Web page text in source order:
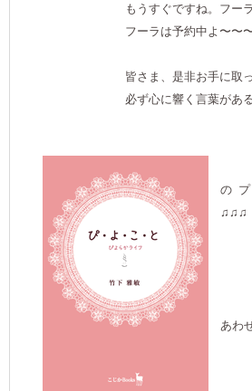
もうすぐですね。フーラも
フーラは予約中よ〜〜
皆さま、是非お手に取って感
必ず心に響く言葉があると
あわ